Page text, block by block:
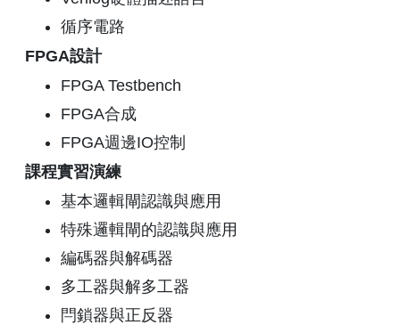
循序電路
FPGA設計
FPGA Testbench
FPGA合成
FPGA週邊IO控制
課程實習演練
基本邏輯閘認識與應用
特殊邏輯閘的認識與應用
編碼器與解碼器
多工器與解多工器
閂鎖器與正反器